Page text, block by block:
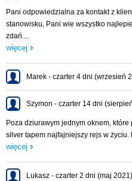
Pani odpowiedzialna za kontakt z
stanowisku, Pani wie wszystko
zdań....
więcej
Marek - czarter 4 dni (wrzesień
Szymon - czarter 14 dni
Poza dziurawym jednym oknem,
silver tapem najfajniejszy rejs w życiu.
więcej
Lukasz - czarter 2 dni (maj 2021)